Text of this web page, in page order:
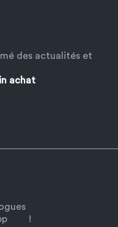
des actualités et
achat
!